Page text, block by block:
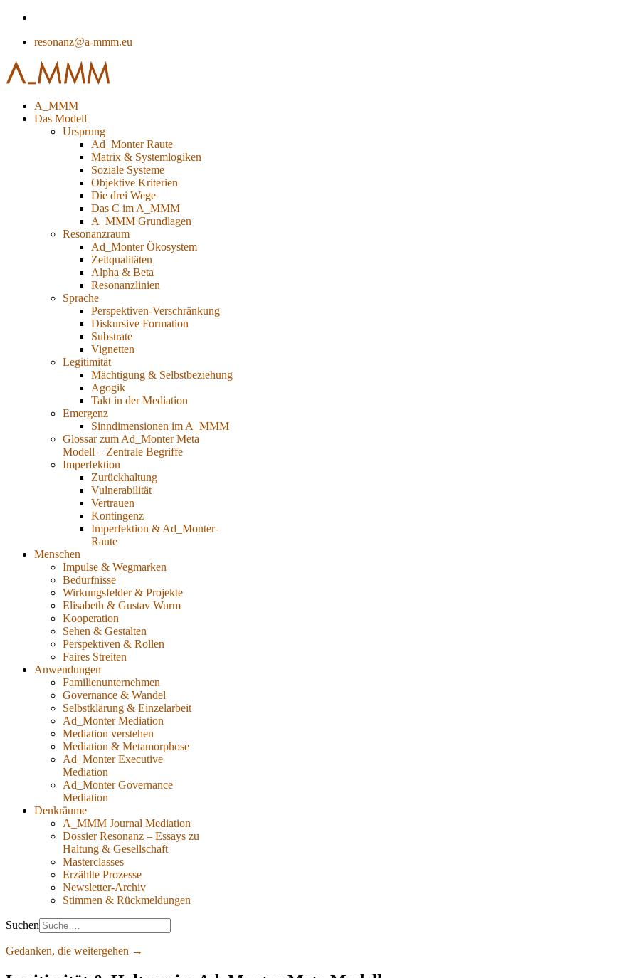
resonanz@a-mmm.eu
A_MMM
Das Modell
Ursprung
Ad_Monter Raute
Matrix & Systemlogiken
Soziale Systeme
Objektive Kriterien
Die drei Wege
Das C im A_MMM
A_MMM Grundlagen
Resonanzraum
Ad_Monter Ökosystem
Zeitqualitäten
Alpha & Beta
Resonanzlinien
Sprache
Perspektiven-Verschränkung
Diskursive Formation
Substrate
Vignetten
Legitimität
Mächtigung & Selbstbeziehung
Agogik
Takt in der Mediation
Emergenz
Sinndimensionen im A_MMM
Glossar zum Ad_Monter Meta
Modell – Zentrale Begriffe
Imperfektion
Zurückhaltung
Vulnerabilität
Vertrauen
Kontingenz
Imperfektion & Ad_Monter-
Raute
Menschen
Impulse & Wegmarken
Bedürfnisse
Wirkungsfelder & Projekte
Elisabeth & Gustav Wurm
Kooperation
Sehen & Gestalten
Perspektiven & Rollen
Faires Streiten
Anwendungen
Familienunternehmen
Governance & Wandel
Selbstklärung & Einzelarbeit
Ad_Monter Mediation
Mediation verstehen
Mediation & Metamorphose
Ad_Monter Executive
Mediation
Ad_Monter Governance
Mediation
Denkräume
A_MMM Journal Mediation
Dossier Resonanz – Essays zu
Haltung & Gesellschaft
Masterclasses
Erzählte Prozesse
Newsletter-Archiv
Stimmen & Rückmeldungen
Suchen
Gedanken, die weitergehen →